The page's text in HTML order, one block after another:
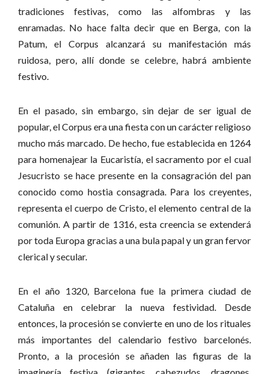
tradiciones festivas, como las alfombras y las
enramadas. No hace falta decir que en Berga, con la
Patum, el Corpus alcanzará su manifestación más
ruidosa, pero, allí donde se celebre, habrá ambiente
festivo.
En el pasado, sin embargo, sin dejar de ser igual de
popular, el Corpus era una fiesta con un carácter religioso
mucho más marcado. De hecho, fue establecida en 1264
para homenajear la Eucaristía, el sacramento por el cual
Jesucristo se hace presente en la consagración del pan
conocido como hostia consagrada. Para los creyentes,
representa el cuerpo de Cristo, el elemento central de la
comunión. A partir de 1316, esta creencia se extenderá
por toda Europa gracias a una bula papal y un gran fervor
clerical y secular.
En el año 1320, Barcelona fue la primera ciudad de
Cataluña en celebrar la nueva festividad. Desde
entonces, la procesión se convierte en uno de los rituales
más importantes del calendario festivo barcelonés.
Pronto, a la procesión se añaden las figuras de la